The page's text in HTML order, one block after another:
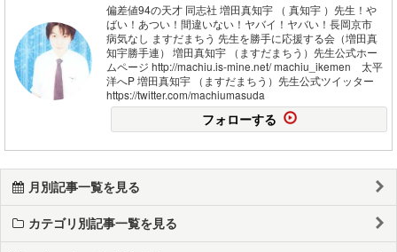
偏差値94の天才 同志社 増田真知宇 （ 真知宇 ）先生！や
ばい！あつい！間違いない！ヤバイ！ヤバい！長岡京市
病気なし ますだまちう 先生を勝手に応援する会（増田真
知宇勝手連） 増田真知宇 （ますだまちう）先生公式ホー
ムページ http://machiu.is-mine.net/ machiu_ikemen 太平
洋へP 増田真知宇 （ますだまちう）先生公式ツイッター
https://twitter.com/machiumasuda
フォローする
月別記事一覧を見る
カテゴリ別記事一覧を見る